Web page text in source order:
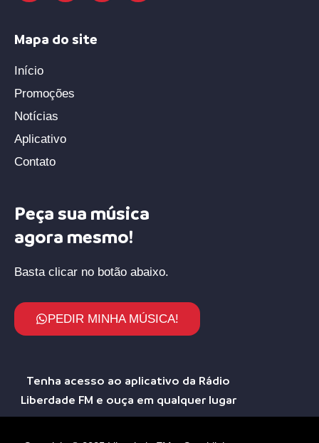
Mapa do site
Início
Promoções
Notícias
Aplicativo
Contato
Peça sua música
agora mesmo!
Basta clicar no botão abaixo.
PEDIR MINHA MÚSICA!
Tenha acesso ao aplicativo da Rádio
Liberdade FM e ouça em qualquer lugar